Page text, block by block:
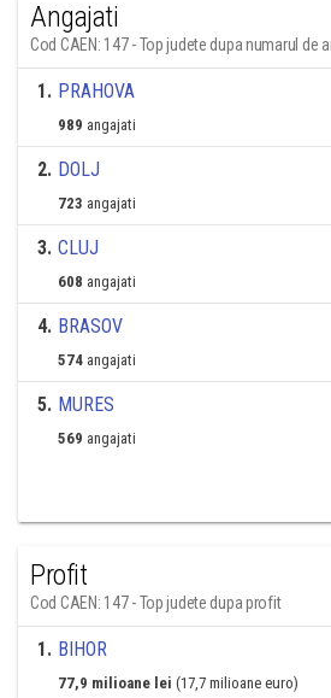
Angajati
Cod CAEN: 147 - Top judete dupa numarul de
1. PRAHOVA
989 angajati
2. DOLJ
723 angajati
3. CLUJ
608 angajati
4. BRASOV
574 angajati
5. MURES
569 angajati
Profit
Cod CAEN: 147 - Top judete dupa profit
1. BIHOR
77,9 milioane lei (17,7 milioane euro)